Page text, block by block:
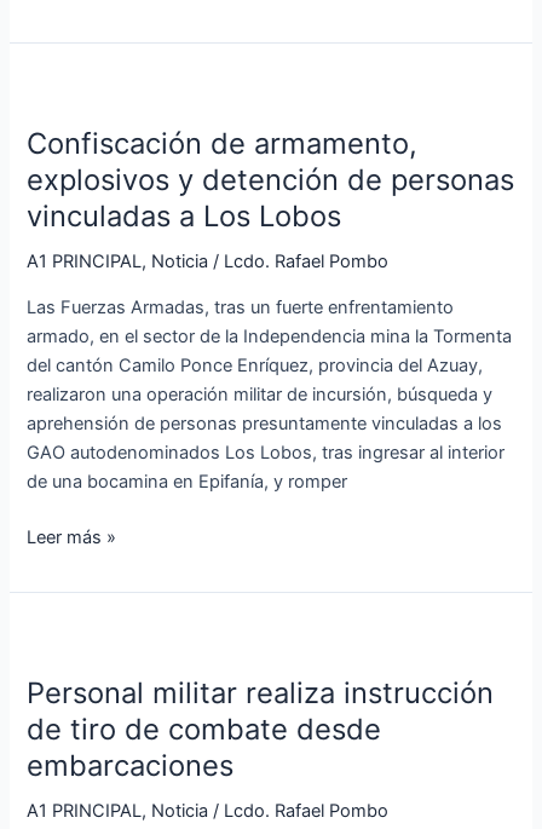
Confiscación de armamento,
explosivos y detención de personas
vinculadas a Los Lobos
A1 PRINCIPAL, Noticia / Lcdo. Rafael Pombo
Las Fuerzas Armadas, tras un fuerte enfrentamiento
armado, en el sector de la Independencia mina la Tormenta
del cantón Camilo Ponce Enríquez, provincia del Azuay,
realizaron una operación militar de incursión, búsqueda y
aprehensión de personas presuntamente vinculadas a los
GAO autodenominados Los Lobos, tras ingresar al interior
de una bocamina en Epifanía, y romper
armamento,
explosivos
detención
de
vinculadas
a
Los
Lobos
Leer más »
Personal militar realiza instrucción
de tiro de combate desde
embarcaciones
A1 PRINCIPAL, Noticia / Lcdo. Rafael Pombo
realiza
instrucción
tiro
de